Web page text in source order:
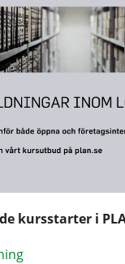
kursstarter i